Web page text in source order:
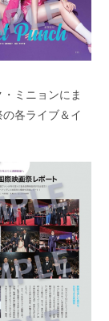
ミニョンにま
各ライブ＆イ